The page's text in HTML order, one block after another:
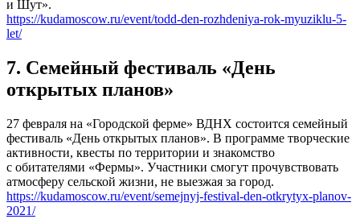
и Шут».
https://kudamoscow.ru/event/todd-den-rozhdeniya-rok-myuziklu-5-
let/
7. Семейный фестиваль «День
открытых планов»
27 февраля на «Городской ферме» ВДНХ состоится семейный
фестиваль «День открытых планов». В программе творческие
активности, квесты по территории и знакомство
с обитателями «Фермы». Участники смогут прочувствовать
атмосферу сельской жизни, не выезжая за город.
https://kudamoscow.ru/event/semejnyj-festival-den-otkrytyx-planov-
2021/